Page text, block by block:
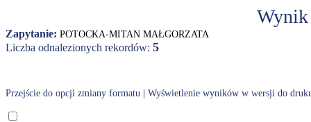
Zapytanie: POTOCKA-MITAN MAŁGORZATA
Liczba odnalezionych rekordów: 5
Przejście do opcji zmiany formatu Wyświetlenie wyników w wersji do